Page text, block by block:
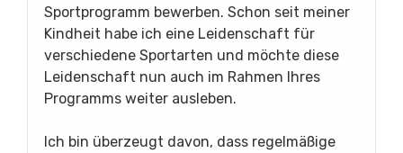
Sportprogramm bewerben. Schon seit meiner
Kindheit habe ich eine Leidenschaft für
verschiedene Sportarten und möchte diese
Leidenschaft nun auch im Rahmen Ihres
Programms weiter ausleben.
Ich bin überzeugt davon, dass regelmäßige